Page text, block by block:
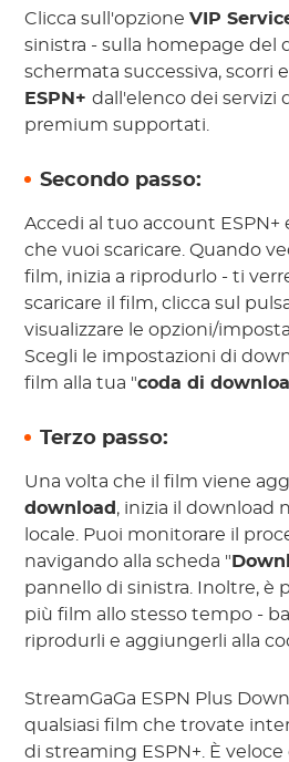
Clicca sull'opzioneVIP
sinistra - sulla homepage del
schermata successiva, scorri
ESPN+dall'elenco dei servizi
premium supportati.
Secondo passo:
Accedi al tuo account
che vuoi scaricare. Quando
film, inizia a riprodurlo - ti
scaricare il film, clicca sul
visualizzare le opzioni/
Scegli le impostazioni di
film alla tua "coda di
Terzo passo:
Una volta che il film viene
download , inizia il download
locale. Puoi monitorare il
navigando alla scheda "
pannello di sinistra. Inoltre, è
più film allo stesso tempo -
riprodurli e aggiungerli alla
StreamGaGa ESPN Plus
qualsiasi film che trovate
di streaming ESPN+. È veloce